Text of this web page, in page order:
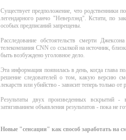
Существует предположение, что родственники
легендарного ранчо "Неверлэнд". Кстати, по
особых предписаний запрещены.
Расследование обстоятельств смерти
телекомпания СNN cо ссылкой на источник,
быть возбуждено уголовное дело.
Эта информация появилась в день, когда глава
решение следователей о том, какую версию
лекарств или убийство - зависит теперь только от
Результаты двух произведенных вскрытий -
затягиванием объявления результатов - пока не
Новые "сенсации" как способ заработать на